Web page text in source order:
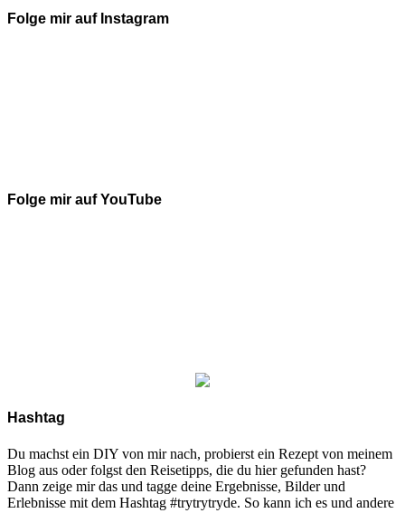
Folge mir auf Instagram
Folge mir auf YouTube
Hashtag
Du machst ein DIY von mir nach, probierst ein Rezept von meinem
Blog aus oder folgst den Reisetipps, die du hier gefunden hast?
Dann zeige mir das und tagge deine Ergebnisse, Bilder und
Erlebnisse mit dem Hashtag #trytrytryde. So kann ich es und andere